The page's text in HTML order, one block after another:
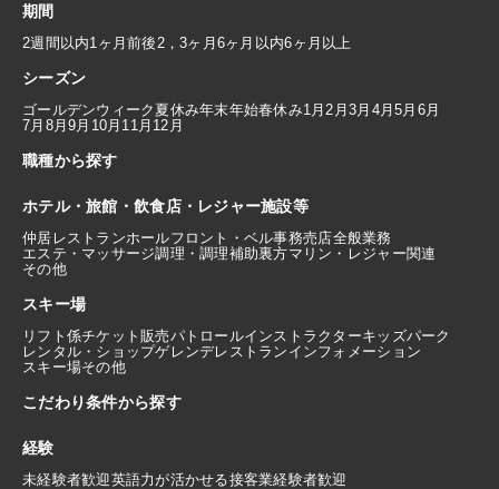
期間
2週間以内1ヶ月前後 2，3ヶ月 6ヶ月以内6ヶ月以上
シーズン
ゴールデンウィーク 夏休み年末年始春休み1月 2月3月 4月5月 6月
7月 8月9月 10月 11月 12月
職種から探す
ホテル・旅館・飲食店・レジャー施設等
仲居 レストランホールフロント・ベル事務売店全般業務
エステ・マッサージ調理・調理補助裏方マリン・レジャー関連
その他
スキー場
リフト係チケット販売パトロールインストラクターキッズパーク
レンタル・ショップゲレンデレストラン インフォメーション
スキー場その他
こだわり条件から探す
経験
未経験者歓迎英語力が活かせる接客業経験者歓迎